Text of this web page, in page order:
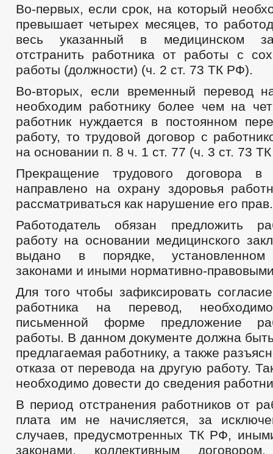
ПРАВОВЫЕ АКТЫ
УСТАВ РЕШЕНИЯ
РЕЕСТР НПА
РАСПОРЯЖЕНИЯ АДМИНИСТРАЦИИ
ПУБЛИЧНЫЕ СЛУШАНИЯ
ФЕДЕРАЛЬНЫЕ
БЮДЖЕТ
БЮДЖЕТ ПО ГОДАМ
ОТЧЕТ ОБ ИСПОЛНЕНИИ БЮДЖЕТА
_
МУНИЦИПАЛЬНЫЕ УСЛУГИ
НОРМАТИВНО-ПРАВОВЫЕ АКТЫ
ПРИЕМ ГРАЖДАН
ОБРАЩЕНИЕ К ГЛАВЕ
ИНТЕРНЕТ
ОБЗОРЫ ОБРАЩЕНИЙ ГРАЖДАН
ФОРМА
РЕГЛАМЕНТ РАССМОТРЕНИЯ ОБРАЩЕНИЙ
Во-первых, если срок, на который
превышает четырех месяцев, то
весь указанный в медицинском
отстранить работника от работы с
работы (должности) (ч. 2 ст. 73 ТК РФ).
Во-вторых, если временный перевод
необходим работнику более чем на
работник нуждается в постоянном
работу, то трудовой договор с
на основании п. 8 ч. 1 ст. 77 (ч. 3 ст. 73
Прекращение трудового договора
направлено на охрану здоровья
рассматриваться как нарушение его прав.
Работодатель обязан предложить
работу на основании медицинского
выдано в порядке, установленном
законами и иными нормативно-
Для того чтобы зафиксировать
работника на перевод,
письменной форме предложение
работы. В данном документе должна
предлагаемая работнику, а также
отказа от перевода на другую работу.
необходимо довести до сведения
В период отстранения работников от
плата им не начисляется, за
случаев, предусмотренных ТК РФ,
законами, коллективным